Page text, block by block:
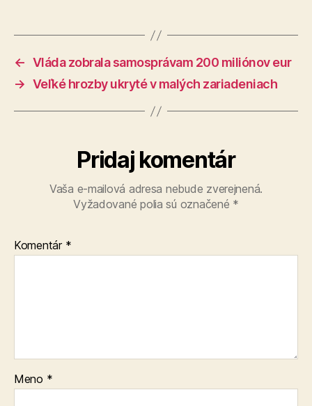
← Vláda zobrala samosprávam 200 miliónov eur
→ Veľké hrozby ukryté v malých zariadeniach
Pridaj komentár
Vaša e-mailová adresa nebude zverejnená.
Vyžadované polia sú označené *
Komentár *
Meno *